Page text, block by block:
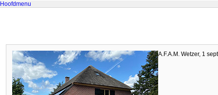
Hoofdmenu
A.F.A.M. Wetzer, 1